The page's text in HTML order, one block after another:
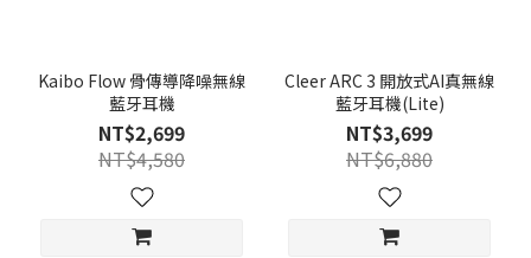
Kaibo Flow 骨傳導降噪無線
藍牙耳機
NT$2,699
NT$4,580
Cleer ARC 3 開放式AI真無線
藍牙耳機(Lite)
NT$3,699
NT$6,880